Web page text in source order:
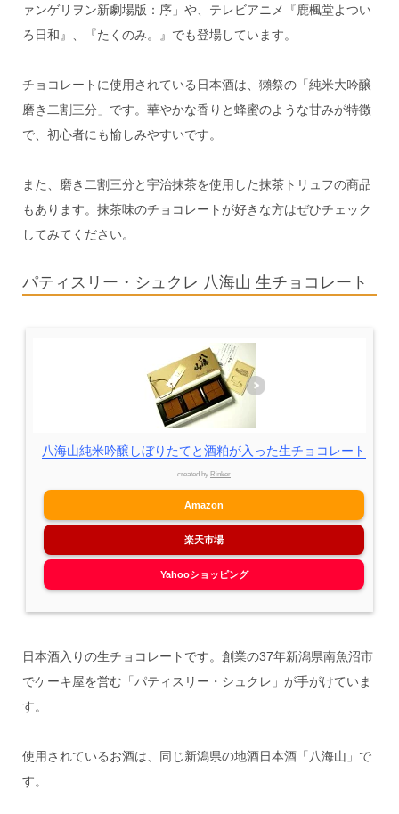
ァンゲリヲン新劇場版：序」や、テレビアニメ『鹿楓堂よつい
ろ日和』、『たくのみ。』でも登場しています。
チョコレートに使用されている日本酒は、獺祭の「純米大吟醸
磨き二割三分」です。華やかな香りと蜂蜜のような甘みが特徴
で、初心者にも愉しみやすいです。
また、磨き二割三分と宇治抹茶を使用した抹茶トリュフの商品
もあります。抹茶味のチョコレートが好きな方はぜひチェック
してみてください。
パティスリー・シュクレ 八海山 生チョコレート
八海山純米吟醸しぼりたてと酒粕が入った生チョコレート
created by Rinker
Amazon
楽天市場
Yahooショッピング
日本酒入りの生チョコレートです。創業の37年新潟県南魚沼市
でケーキ屋を営む「パティスリー・シュクレ」が手がけていま
す。
使用されているお酒は、同じ新潟県の地酒日本酒「八海山」で
す。